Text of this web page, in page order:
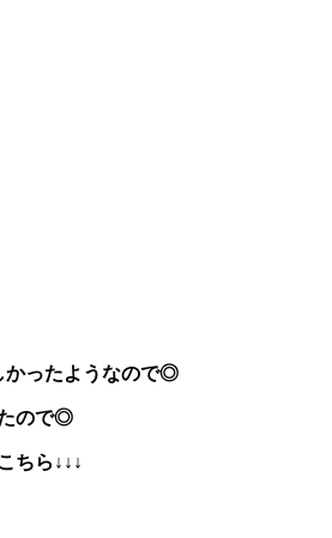
かったようなので◎
ので◎
ちら↓↓↓